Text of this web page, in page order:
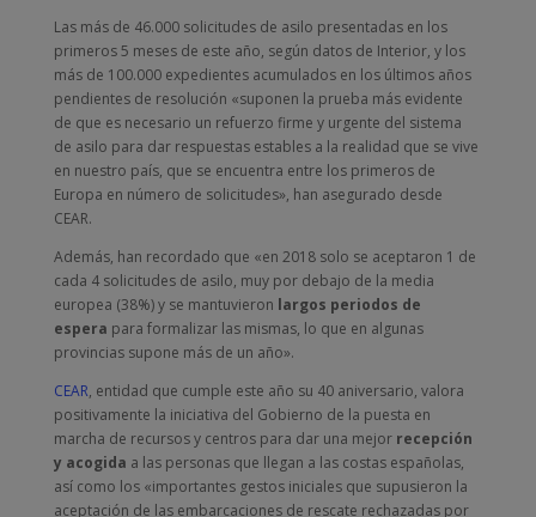
Las más de 46.000 solicitudes de asilo presentadas en los
primeros 5 meses de este año, según datos de Interior, y los
más de 100.000 expedientes acumulados en los últimos años
pendientes de resolución «suponen la prueba más evidente
de que es necesario un refuerzo firme y urgente del sistema
de asilo para dar respuestas estables a la realidad que se vive
en nuestro país, que se encuentra entre los primeros de
Europa en número de solicitudes», han asegurado desde
CEAR.
Además, han recordado que «en 2018 solo se aceptaron 1 de
cada 4 solicitudes de asilo, muy por debajo de la media
europea (38%) y se mantuvieron largos periodos de
espera para formalizar las mismas, lo que en algunas
provincias supone más de un año».
CEAR, entidad que cumple este año su 40 aniversario, valora
positivamente la iniciativa del Gobierno de la puesta en
marcha de recursos y centros para dar una mejor recepción
y acogida a las personas que llegan a las costas españolas,
así como los «importantes gestos iniciales que supusieron la
aceptación de las embarcaciones de rescate rechazadas por